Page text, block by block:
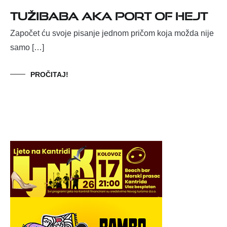
Tužibaba aka port of hejt
Započet ću svoje pisanje jednom pričom koja možda nije
samo […]
PROČITAJ!